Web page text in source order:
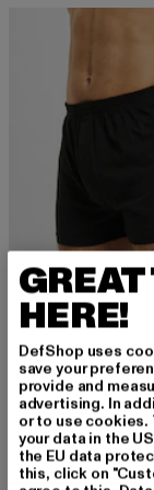
BRANDIT
Boxershort
12,99 EUR
Derzeitiger Preis:
-27%
GREAT
HERE!
DefShop uses
save your
provide and
advertising. In
or to use
your data in the
the EU data
this, click on